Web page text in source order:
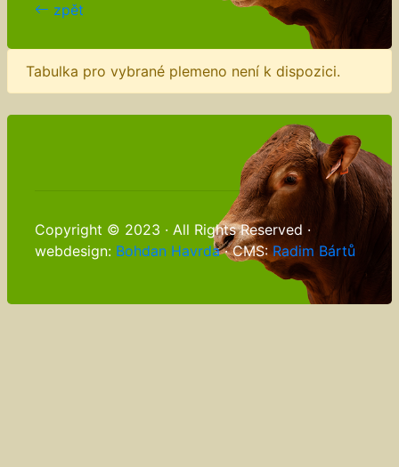
zpět
Tabulka pro vybrané plemeno není k dispozici.
Copyright © 2023 · All Rights Reserved ·
webdesign: Bohdan Havrda· CMS:Radim Bártů